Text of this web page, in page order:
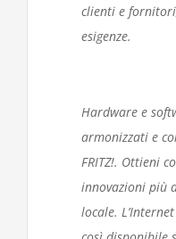
clienti e
esigenze.
Hardware e
armonizzati e
FRITZ!. Ottieni
innovazioni più
locale.